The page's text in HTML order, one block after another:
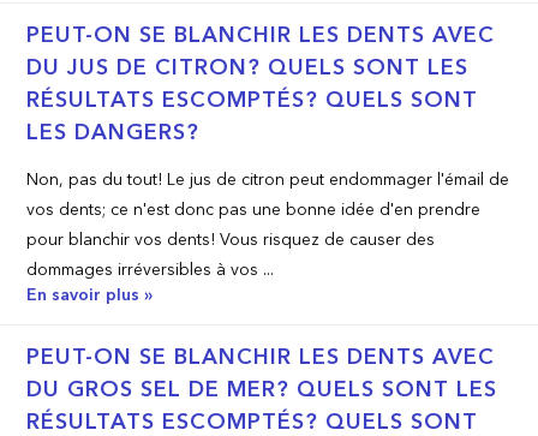
PEUT­-ON SE BLANCHIR LES DENTS AVEC
DU JUS DE CITRON? QUELS SONT LES
RÉSULTATS ESCOMPTÉS? QUELS SONT
LES DANGERS?
Non, pas du tout! Le jus de citron peut endommager l'émail de
vos dents; ce n'est donc pas une bonne idée d'en prendre
pour blanchir vos dents! Vous risquez de causer des
dommages irréversibles à vos ...
En savoir plus »
PEUT­-ON SE BLANCHIR LES DENTS AVEC
DU GROS SEL DE MER? QUELS SONT LES
RÉSULTATS ESCOMPTÉS? QUELS SONT